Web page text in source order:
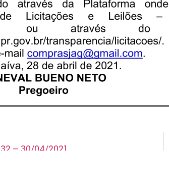
– 30/04/2021